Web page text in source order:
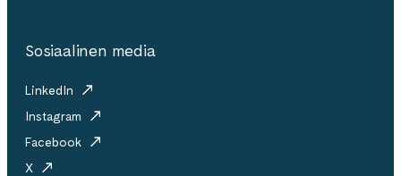
Sosiaalinen media
LinkedIn
Instagram
Facebook
X